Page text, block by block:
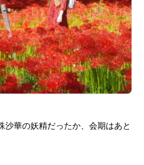
沙華の妖精だったか、会期はあと